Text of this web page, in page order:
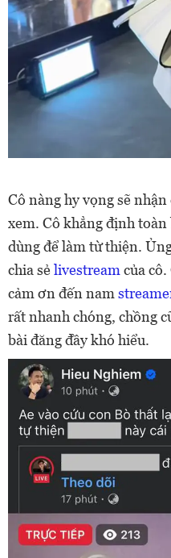
Cô nàng hy vọng sẽ
xem. Cô khẳng định
dùng để làm từ thiện.
chia sẻlivestreamcủa
cảm ơn đến nam
rất nhanh chóng, chồng
bài đăng đầy khó hiểu.